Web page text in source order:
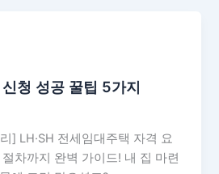
청 성공 꿀팁 5가지
] LH·SH 전세임대주택 자격 요
차까지 완벽 가이드! 내 집 마련